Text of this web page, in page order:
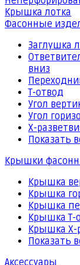
Крышка лотка
Фасонные
Заглушка
вниз
Т-отвод
Угол
Угол
Х-
Показать
Крышки
Крышка
Крышка
Крышка
Крышка Т-
Крышка Х-
Показать
Аксессуары